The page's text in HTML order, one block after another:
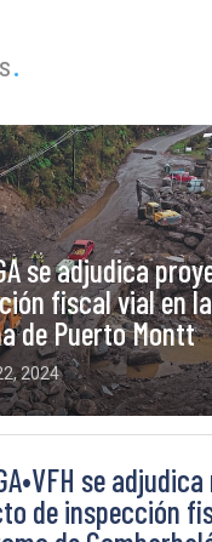
se adjudica
fiscal vial en la
de Puerto Montt
2024
se
de inspección